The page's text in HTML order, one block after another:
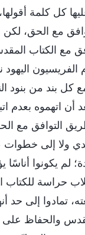
كل كلمة
مع الحق،
مع الكتاب
الفريسيون
كل بند من بنود
اتهموه بعدم
التوافق مع
ولا إلى خطوات
لم يكونوا أناسًا
كلاب حراسة
تمادوا إلى حد
والحفاظ